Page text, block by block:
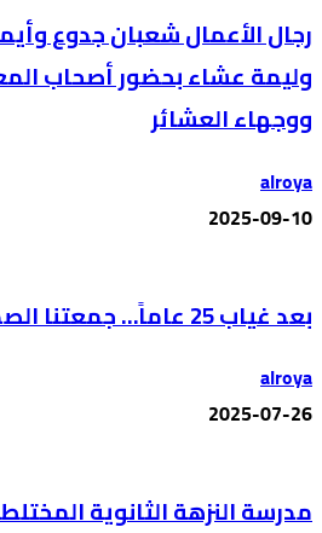
رجال الأعمال شعبان جدوع
وليمة عشاء بحضور أصحاب
ووجهاء العشائر
alroya
2025-09-10
بعد غياب 25 عاماً… جمعتنا الصدفة
alroya
2025-07-26
مدرسة النزهة الثانوية